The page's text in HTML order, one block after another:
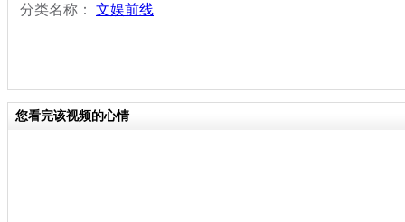
分类名称： 文娱前线
您看完该视频的心情